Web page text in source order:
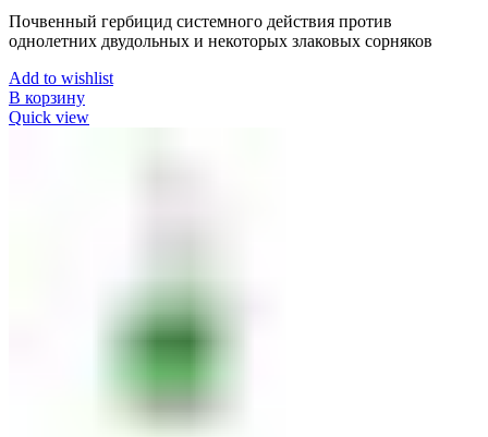
Почвенный гербицид системного действия против
однолетних двудольных и некоторых злаковых сорняков
Add to wishlist
В корзину
Quick view